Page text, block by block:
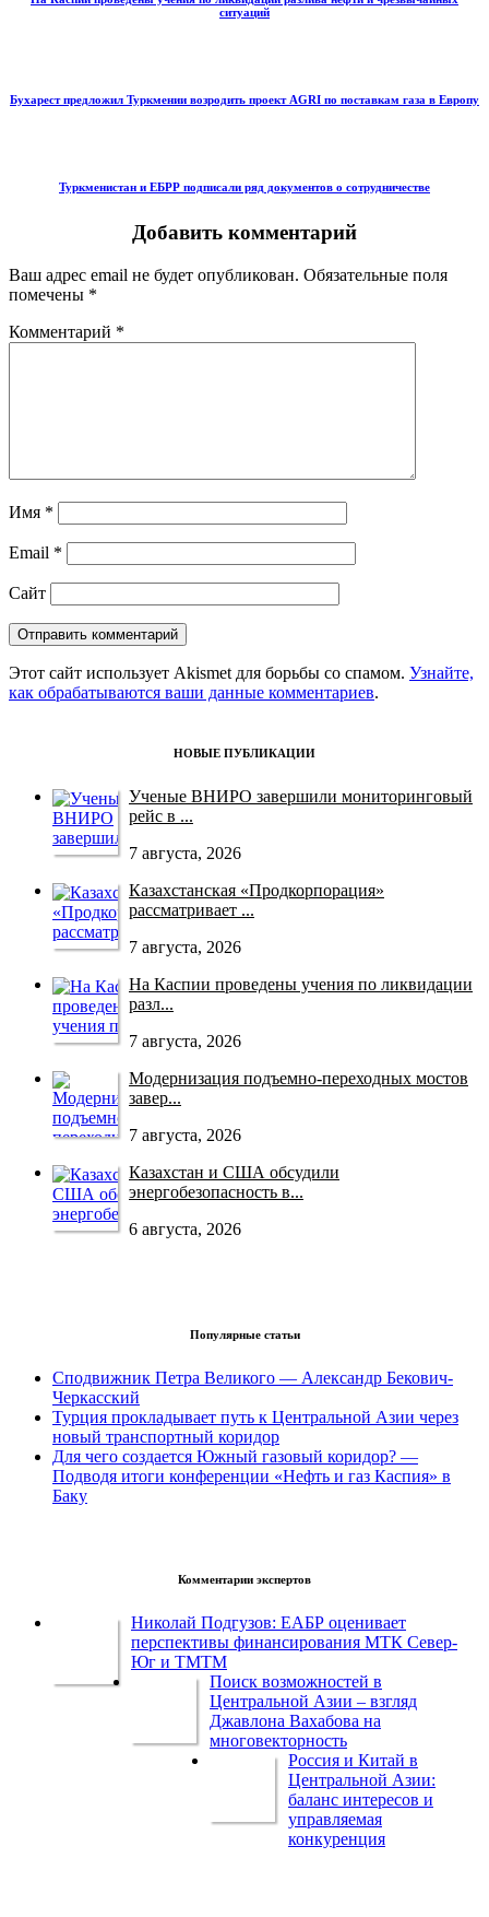
ситуаций
Бухарест предложил Туркмении возродить проект AGRI по поставкам газа в Европу
Туркменистан и ЕБРР подписали ряд документов о сотрудничестве
Добавить комментарий
Ваш адрес email не будет опубликован. Обязательные поля
помечены *
Комментарий *
Имя *
Email *
Сайт
Этот сайт использует Akismet для борьбы со спамом. Узнайте,
как обрабатываются ваши данные комментариев.
НОВЫЕ ПУБЛИКАЦИИ
Ученые ВНИРО завершили мониторинговый
рейс в ...
7 августа, 2026
Казахстанская «Продкорпорация»
рассматривает ...
7 августа, 2026
На Каспии проведены учения по ликвидации
разл...
7 августа, 2026
Модернизация подъемно-переходных мостов
завер...
7 августа, 2026
Казахстан и США обсудили
энергобезопасность в...
6 августа, 2026
Популярные статьи
Сподвижник Петра Великого — Александр Бекович-
Черкасский
Турция прокладывает путь к Центральной Азии через
новый транспортный коридор
Для чего создается Южный газовый коридор? —
Подводя итоги конференции «Нефть и газ Каспия» в
Баку
Комментарии экспертов
Николай Подгузов: ЕАБР оценивает
перспективы финансирования МТК Север-
Юг и ТМТМ
Поиск возможностей в
Центральной Азии – взгляд
Джавлона Вахабова на
многовекторность
Россия и Китай в
Центральной Азии:
баланс интересов и
управляемая
конкуренция